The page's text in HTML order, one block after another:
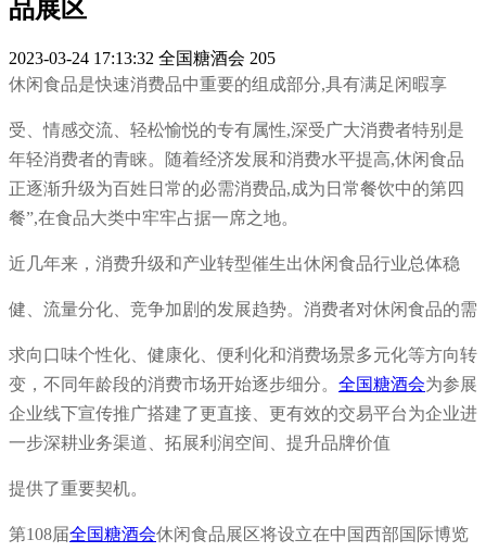
品展区
2023-03-24 17:13:32 全国糖酒会 205
休闲食品是快速消费品中重要的组成部分,具有满足闲暇享
受、情感交流、轻松愉悦的专有属性,深受广大消费者特别是
年轻消费者的青睐。随着经济发展和消费水平提高,休闲食品
正逐渐升级为百姓日常的必需消费品,成为日常餐饮中的第四
餐”,在食品大类中牢牢占据一席之地。
近几年来，消费升级和产业转型催生出休闲食品行业总体稳
健、流量分化、竞争加剧的发展趋势。消费者对休闲食品的需
求向口味个性化、健康化、便利化和消费场景多元化等方向转
变，不同年龄段的消费市场开始逐步细分。 全国糖酒会为参展
企业线下宣传推广搭建了更直接、更有效的交易平台为企业进
一步深耕业务渠道、拓展利润空间、提升品牌价值
提供了重要契机。
第108届全国糖酒会休闲食品展区将设立在中国西部国际博览